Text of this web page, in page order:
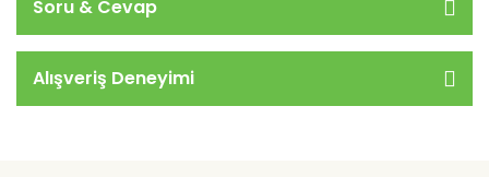
Soru & Cevap
Alışveriş Deneyimi